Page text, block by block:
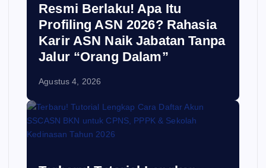
Resmi Berlaku! Apa Itu
Profiling ASN 2026? Rahasia
Karir ASN Naik Jabatan Tanpa
Jalur “Orang Dalam”
Agustus 4, 2026